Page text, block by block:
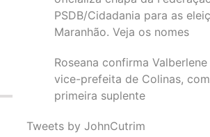
PSDB/Cidadania para as
Maranhão. Veja os nomes
Roseana confirma Valberlene
vice-prefeita de Colinas,
primeira suplente
Tweets by JohnCutrim